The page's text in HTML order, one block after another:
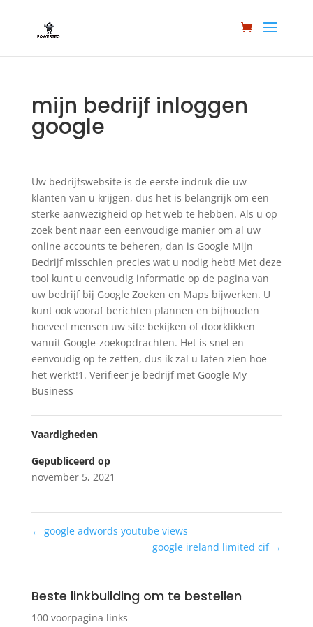
mijn bedrijf inloggen
google
Uw bedrijfswebsite is de eerste indruk die uw
klanten van u krijgen, dus het is belangrijk om een
sterke aanwezigheid op het web te hebben. Als u op
zoek bent naar een eenvoudige manier om al uw
online accounts te beheren, dan is Google Mijn
Bedrijf misschien precies wat u nodig hebt! Met deze
tool kunt u eenvoudig informatie op de pagina van
uw bedrijf bij Google Zoeken en Maps bijwerken. U
kunt ook vooraf berichten plannen en bijhouden
hoeveel mensen uw site bekijken of doorklikken
vanuit Google-zoekopdrachten. Het is snel en
eenvoudig op te zetten, dus ik zal u laten zien hoe
het werkt!1. Verifieer je bedrijf met Google My
Business
Vaardigheden
Gepubliceerd op
november 5, 2021
← google adwords youtube views
google ireland limited cif →
Beste linkbuilding om te bestellen
100 voorpagina links